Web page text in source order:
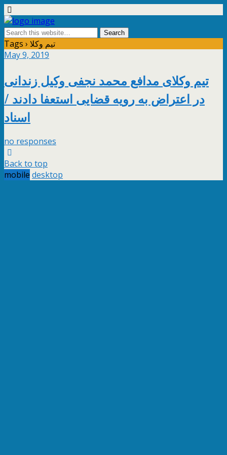
Tags › تیم وکلا
May 9, 2019
تیم وکلای مدافع محمد نجفی وکیل زندانی
در اعتراض به رویه قضایی استعفا دادند /
اسناد
no responses
Back to top
mobile desktop